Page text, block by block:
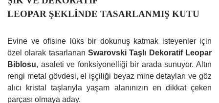
LEOPAR ŞEKLİNDE TASARLANMIŞ KUTU
Evine ve ofisine lüks bir dokunuş katmak isteyenler için
özel olarak tasarlanan Swarovski Taşlı Dekoratif Leopar
Biblosu, asaleti ve fonksiyonelliği bir arada sunuyor. Altın
rengi metal gövdesi, el işçiliği beyaz mine detayları ve göz
alıcı kristal taşlarıyla yaşam alanınızın en dikkat çeken
parçası olmaya aday.